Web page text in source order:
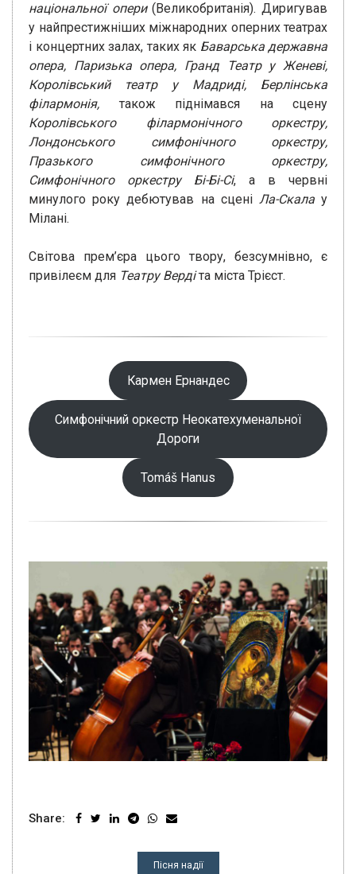
національної опери(Великобританія). Диригував
у найпрестижніших міжнародних оперних театрах
і концертних залах, таких як Баварська державна
опера, Паризька опера, Гранд Театр у Женеві,
Королівський театр у Мадриді, Берлінська
філармонія, також піднімався на сцену
Королівського філармонічного оркестру,
Лондонського симфонічного оркестру,
Празького симфонічного оркестру,
Симфонічного оркестру Бі-Бі-Сі, а в червні
минулого року дебютував на сцені Ла-Скалау
Мілані.
Світова прем’єра цього твору, безсумнівно, є
привілеєм для Театру Вердіта міста Трієст.
Кармен Ернандес
Симфонічний оркестр Неокатехуменальної
Дороги
Tomáš Hanus
Share:
Пісня надії